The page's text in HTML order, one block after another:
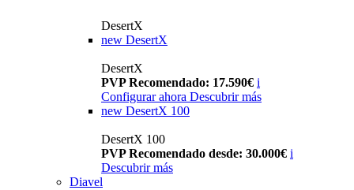
DesertX
new DesertX
DesertX
PVP Recomendado: 17.590€ i
Configurar ahora Descubrir más
new DesertX 100
DesertX 100
PVP Recomendado desde: 30.000€ i
Descubrir más
Diavel